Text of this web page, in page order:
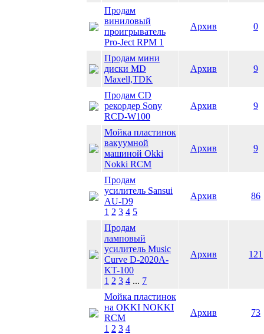
Продам
виниловый
проигрыватель
Pro-Ject RPM 1
Архив 0
Продам мини
диски MD
Maxell,TDK
Архив 9
Продам CD
рекордер Sony
RCD-W100
Архив 9
Мойка пластинок
вакуумной
машиной Okki
Nokki RCM
Архив 9
Продам
усилитель Sansui
AU-D9
1 2 3 4 5
Архив 86
Продам
ламповый
усилитель Music
Curve D-2020A-
KT-100
1 2 3 4 ... 7
Архив 121
Мойка пластинок
на OKKI NOKKI
RCM
1 2 3 4
Архив 73